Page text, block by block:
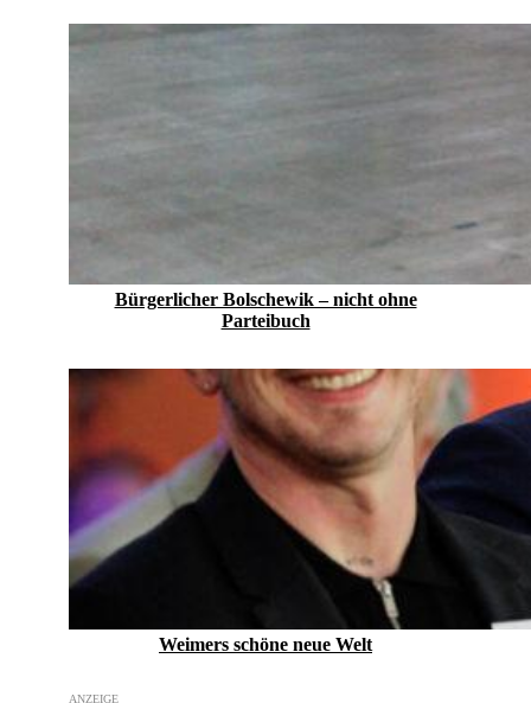
Bürgerlicher Bolschewik – nicht ohne
Parteibuch
Weimers schöne neue Welt